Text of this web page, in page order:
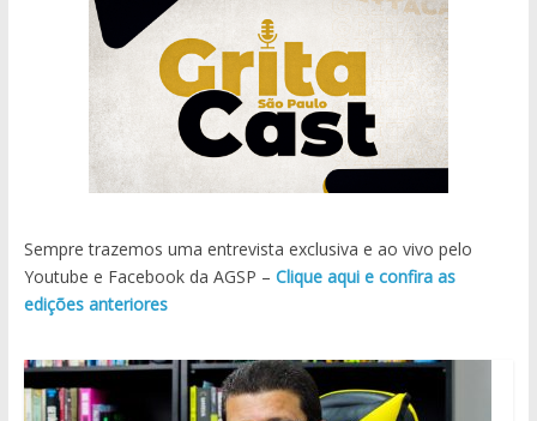
Sempre trazemos uma entrevista exclusiva e ao vivo pelo
Youtube e Facebook da AGSP – Clique aqui e confira as
edições anteriores